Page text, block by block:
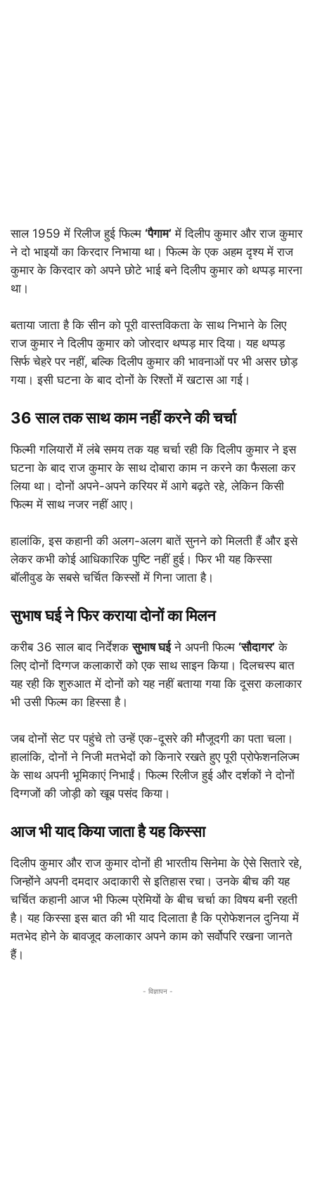
साल 1959 में रिलीज हुई फिल्म ‘पैगाम’ में दिलीप कुमार और राज कुमार
ने दो भाइयों का किरदार निभाया था। फिल्म के एक अहम दृश्य में राज
कुमार के किरदार को अपने छोटे भाई बने दिलीप कुमार को थप्पड़ मारना
था।
बताया जाता है कि सीन को पूरी वास्तविकता के साथ निभाने के लिए
राज कुमार ने दिलीप कुमार को जोरदार थप्पड़ मार दिया। यह थप्पड़
सिर्फ चेहरे पर नहीं, बल्कि दिलीप कुमार की भावनाओं पर भी असर छोड़
गया। इसी घटना के बाद दोनों के रिश्तों में खटास आ गई।
36 साल तक साथ काम नहीं करने की चर्चा
फिल्मी गलियारों में लंबे समय तक यह चर्चा रही कि दिलीप कुमार ने इस
घटना के बाद राज कुमार के साथ दोबारा काम न करने का फैसला कर
लिया था। दोनों अपने-अपने करियर में आगे बढ़ते रहे, लेकिन किसी
फिल्म में साथ नजर नहीं आए।
हालांकि, इस कहानी की अलग-अलग बातें सुनने को मिलती हैं और इसे
लेकर कभी कोई आधिकारिक पुष्टि नहीं हुई। फिर भी यह किस्सा
बॉलीवुड के सबसे चर्चित किस्सों में गिना जाता है।
सुभाष घई ने फिर कराया दोनों का मिलन
करीब 36 साल बाद निर्देशकसुभाष घईने अपनी फिल्म ‘सौदागर’ के
लिए दोनों दिग्गज कलाकारों को एक साथ साइन किया। दिलचस्प बात
यह रही कि शुरुआत में दोनों को यह नहीं बताया गया कि दूसरा कलाकार
भी उसी फिल्म का हिस्सा है।
जब दोनों सेट पर पहुंचे तो उन्हें एक-दूसरे की मौजूदगी का पता चला।
हालांकि, दोनों ने निजी मतभेदों को किनारे रखते हुए पूरी प्रोफेशनलिज्म
के साथ अपनी भूमिकाएं निभाईं। फिल्म रिलीज हुई और दर्शकों ने दोनों
दिग्गजों की जोड़ी को खूब पसंद किया।
आज भी याद किया जाता है यह किस्सा
दिलीप कुमार और राज कुमार दोनों ही भारतीय सिनेमा के ऐसे सितारे रहे,
जिन्होंने अपनी दमदार अदाकारी से इतिहास रचा। उनके बीच की यह
चर्चित कहानी आज भी फिल्म प्रेमियों के बीच चर्चा का विषय बनी रहती
है। यह किस्सा इस बात की भी याद दिलाता है कि प्रोफेशनल दुनिया में
मतभेद होने के बावजूद कलाकार अपने काम को सर्वोपरि रखना जानते
हैं।
- विज्ञापन -